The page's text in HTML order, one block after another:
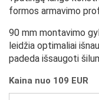
formos armavimo
90 mm montavimo
leidžia optimaliai
padeda išsaugoti
Kaina nuo 109 EUR